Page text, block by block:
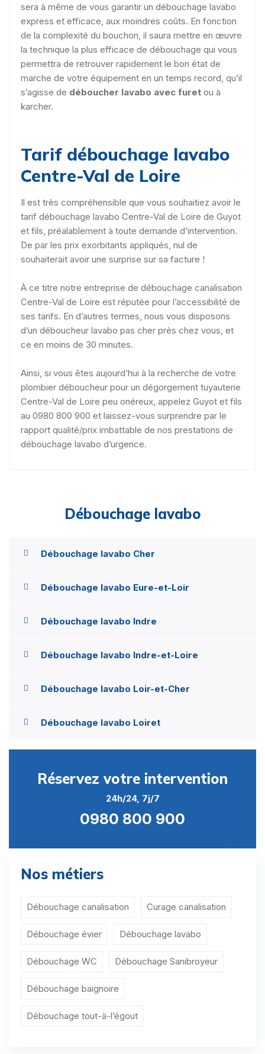
sera à même de vous garantir un débouchage lavabo
express et efficace, aux moindres coûts. En fonction
de la complexité du bouchon, il saura mettre en œuvre
la technique la plus efficace de débouchage qui vous
permettra de retrouver rapidement le bon état de
marche de votre équipement en un temps record, qu’il
s’agisse de déboucher lavabo avec furet ou à
karcher.
Tarif débouchage lavabo
Centre-Val de Loire
Il est très compréhensible que vous souhaitiez avoir le
tarif débouchage lavabo Centre-Val de Loire de Guyot
et fils, préalablement à toute demande d’intervention.
De par les prix exorbitants appliqués, nul de
souhaiterait avoir une surprise sur sa facture !
À ce titre notre entreprise de débouchage canalisation
Centre-Val de Loire est réputée pour l’accessibilité de
ses tarifs. En d’autres termes, nous vous disposons
d’un déboucheur lavabo pas cher près chez vous, et
ce en moins de 30 minutes.
Ainsi, si vous êtes aujourd’hui à la recherche de votre
plombier déboucheur pour un dégorgement tuyauterie
Centre-Val de Loire peu onéreux, appelez Guyot et fils
au 0980 800 900 et laissez-vous surprendre par le
rapport qualité/prix imbattable de nos prestations de
débouchage lavabo d’urgence.
Débouchage lavabo
Débouchage lavabo Cher
Débouchage lavabo Eure-et-Loir
Débouchage lavabo Indre
Débouchage lavabo Indre-et-Loire
Débouchage lavabo Loir-et-Cher
Débouchage lavabo Loiret
Réservez votre intervention
24h/24, 7j/7
0980 800 900
Nos métiers
Débouchage canalisation Curage canalisation
Débouchage évier Débouchage lavabo
Débouchage WC Débouchage Sanibroyeur
Débouchage baignoire
Débouchage tout-à-l’égout